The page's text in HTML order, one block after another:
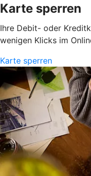
Karte sperren
Ihre Debit- oder
wenigen Klicks im
Karte sperren